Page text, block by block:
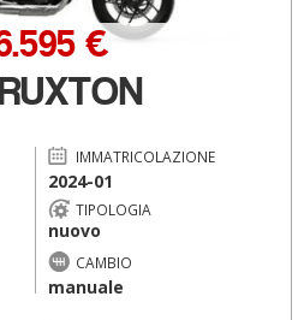
€
IMMATRICOLAZIONE
2024-01
TIPOLOGIA
nuovo
CAMBIO
manuale